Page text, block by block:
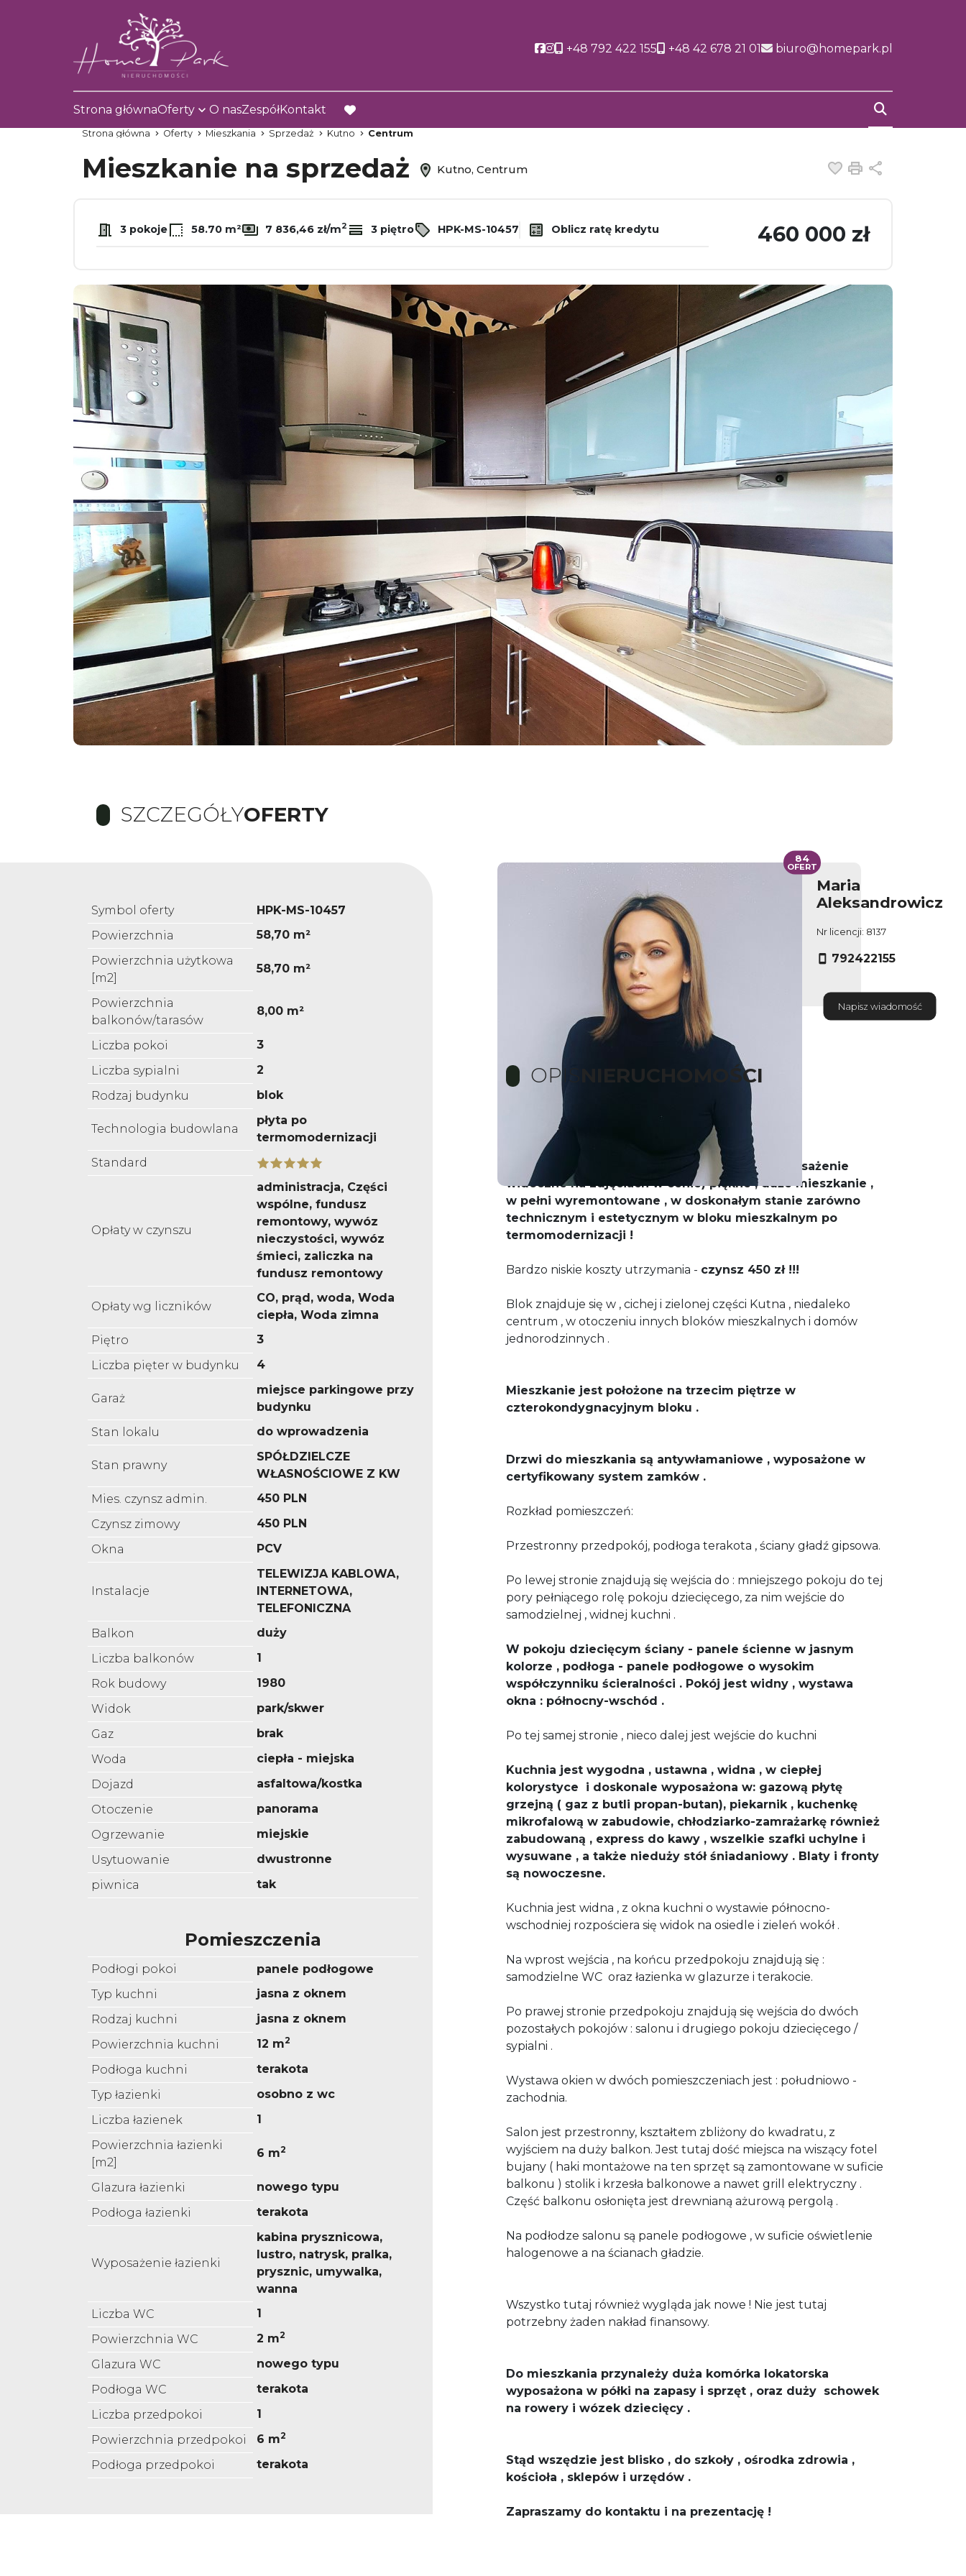
Social link
Social link
+48 792 422 155 +48 42 678 21 01 biuro@homepark.pl
Strona głównaOferty O nasZespółKontakt
favorite
Strona główna Oferty Mieszkania Sprzedaż Kutno Centrum
Mieszkanie na sprzedaż Kutno, Centrum Dodaj do
Drukuj
3 pokoje 58.70 m² 7 836,46 zł/m2 3 piętro HPK-MS-10457 Oblicz ratę kredytu 460 000 zł
SZCZEGÓŁYOFERTY
Symbol oferty
HPK-MS-10457
Powierzchnia
58,70 m²
Powierzchnia użytkowa
[m2]
58,70 m²
Powierzchnia
balkonów/tarasów
8,00 m²
Liczba pokoi
3
Liczba sypialni
2
Rodzaj budynku
blok
Technologia budowlana
płyta po
termomodernizacji
Standard
Opłaty w czynszu
administracja, Części
wspólne, fundusz
remontowy, wywóz
nieczystości, wywóz
śmieci, zaliczka na
fundusz remontowy
Opłaty wg liczników
CO, prąd, woda, Woda
ciepła, Woda zimna
Piętro
3
Liczba pięter w budynku
4
Garaż
miejsce parkingowe przy
budynku
Stan lokalu
do wprowadzenia
Stan prawny
SPÓŁDZIELCZE
WŁASNOŚCIOWE Z KW
Mies. czynsz admin.
450 PLN
Czynsz zimowy
450 PLN
Okna
PCV
Instalacje
TELEWIZJA KABLOWA,
INTERNETOWA,
TELEFONICZNA
Balkon
duży
Liczba balkonów
1
Rok budowy
1980
Widok
park/skwer
Gaz
brak
Woda
ciepła - miejska
Dojazd
asfaltowa/kostka
Otoczenie
panorama
Ogrzewanie
miejskie
Usytuowanie
dwustronne
piwnica
tak
Pomieszczenia
Podłogi pokoi
panele podłogowe
Typ kuchni
jasna z oknem
Rodzaj kuchni
jasna z oknem
Powierzchnia kuchni
12 m2
Podłoga kuchni
terakota
Typ łazienki
osobno z wc
Liczba łazienek
1
Powierzchnia łazienki
[m2]
6 m2
Glazura łazienki
nowego typu
Podłoga łazienki
terakota
Wyposażenie łazienki
kabina prysznicowa,
lustro, natrysk, pralka,
prysznic, umywalka,
wanna
Liczba WC
1
Powierzchnia WC
2 m2
Glazura WC
nowego typu
Podłoga WC
terakota
Liczba przedpokoi
1
Powierzchnia przedpokoi
6 m2
Podłoga przedpokoi terakota
Maria
Aleksandrowicz
Nr licencji: 8137
792422155
Napisz wiadomość
84
OFERT
OPIS NIERUCHOMOŚCI
Oferujemy Państwu w pełni wyposażone (wyposażenie
widoczne na zdjęciach w cenie) piękne , duże mieszkanie ,
w pełni wyremontowane , w doskonałym stanie zarówno
technicznym i estetycznym w bloku mieszkalnym po
termomodernizacji !
Bardzo niskie koszty utrzymania - czynsz 450 zł !!!
Blok znajduje się w , cichej i zielonej części Kutna , niedaleko
centrum , w otoczeniu innych bloków mieszkalnych i domów
jednorodzinnych .
Mieszkanie jest położone na trzecim piętrze w
czterokondygnacyjnym bloku .
Drzwi do mieszkania są antywłamaniowe , wyposażone w
certyfikowany system zamków .
Rozkład pomieszczeń:
Przestronny przedpokój, podłoga terakota , ściany gładź gipsowa.
Po lewej stronie znajdują się wejścia do : mniejszego pokoju do tej
pory pełniącego rolę pokoju dziecięcego, za nim wejście do
samodzielnej , widnej kuchni .
W pokoju dziecięcym ściany - panele ścienne w jasnym
kolorze , podłoga - panele podłogowe o wysokim
współczynniku ścieralności . Pokój jest widny , wystawa
okna : północny-wschód .
Po tej samej stronie , nieco dalej jest wejście do kuchni
Kuchnia jest wygodna , ustawna , widna , w ciepłej
kolorystyce i doskonale wyposażona w: gazową płytę
grzejną ( gaz z butli propan-butan), piekarnik , kuchenkę
mikrofalową w zabudowie, chłodziarko-zamrażarkę również
zabudowaną , express do kawy , wszelkie szafki uchylne i
wysuwane , a także nieduży stół śniadaniowy . Blaty i fronty
są nowoczesne.
Kuchnia jest widna , z okna kuchni o wystawie północno-
wschodniej rozpościera się widok na osiedle i zieleń wokół .
Na wprost wejścia , na końcu przedpokoju znajdują się :
samodzielne WC oraz łazienka w glazurze i terakocie.
Po prawej stronie przedpokoju znajdują się wejścia do dwóch
pozostałych pokojów : salonu i drugiego pokoju dziecięcego /
sypialni .
Wystawa okien w dwóch pomieszczeniach jest : południowo -
zachodnia.
Salon jest przestronny, kształtem zbliżony do kwadratu, z
wyjściem na duży balkon. Jest tutaj dość miejsca na wiszący fotel
bujany ( haki montażowe na ten sprzęt są zamontowane w suficie
balkonu ) stolik i krzesła balkonowe a nawet grill elektryczny .
Część balkonu osłonięta jest drewnianą ażurową pergolą .
Na podłodze salonu są panele podłogowe , w suficie oświetlenie
halogenowe a na ścianach gładzie.
Wszystko tutaj również wygląda jak nowe ! Nie jest tutaj
potrzebny żaden nakład finansowy.
Do mieszkania przynależy duża komórka lokatorska
wyposażona w półki na zapasy i sprzęt , oraz duży schowek
na rowery i wózek dziecięcy .
Stąd wszędzie jest blisko , do szkoły , ośrodka zdrowia ,
kościoła , sklepów i urzędów .
Zapraszamy do kontaktu i na prezentację !